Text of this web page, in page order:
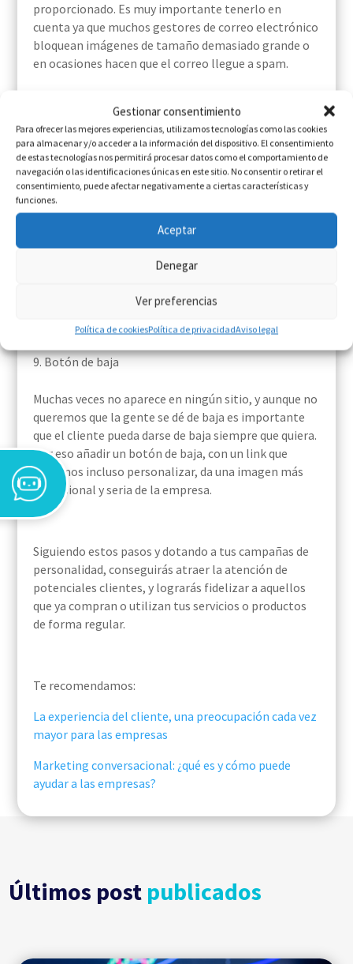
Gestionar consentimiento
Para ofrecer las mejores experiencias, utilizamos tecnologías como las cookies
para almacenar y/o acceder a la información del dispositivo. El consentimiento
de estas tecnologías nos permitirá procesar datos como el comportamiento de
navegación o las identificaciones únicas en este sitio. No consentir o retirar el
consentimiento, puede afectar negativamente a ciertas características y
funciones.
Aceptar
Denegar
Ver preferencias
Política de cookiesPolítica de privacidadAviso legal
proporcionado. Es muy importante tenerlo en
cuenta ya que muchos gestores de correo electrónico
bloquean imágenes de tamaño demasiado grande o
en ocasiones hacen que el correo llegue a spam.
Son muy útiles para que la gente comparta tu
contenido. Las redes sociales son, hoy en día, el
principal medio empleado para transmitir
información, por lo que incorporar tus perfiles para
que puedan seguirte sin problemas.
Incorporar todos tus datos de empresa en el footer
servirá para que el usuario pueda ponerse en
contacto con nosotros a través de los diferentes
canales que facilitemos.
Botón de baja
Muchas veces no aparece en ningún sitio, y aunque no
queremos que la gente se dé de baja es importante
que el cliente pueda darse de baja siempre que quiera.
Por eso añadir un botón de baja, con un link que
podemos incluso personalizar, da una imagen más
profesional y seria de la empresa.
Siguiendo estos pasos y dotando a tus campañas de
personalidad, conseguirás atraer la atención de
potenciales clientes, y lograrás fidelizar a aquellos
que ya compran o utilizan tus servicios o productos
de forma regular.
Te recomendamos:
La experiencia del cliente, una preocupación cada vez
mayor para las empresas
Marketing conversacional: ¿qué es y cómo puede
ayudar a las empresas?
Últimos post publicados